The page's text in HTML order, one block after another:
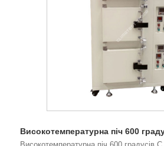
Високотемпературна піч 600